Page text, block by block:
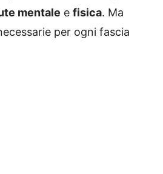
mentale e fisica. Ma
per ogni fascia